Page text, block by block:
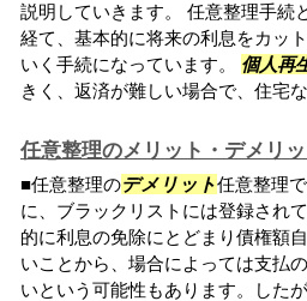
説明していきます。 任意整理手続
経て、基本的に将来の利息をカッ
いく手続になっています。 個人再
きく、返済が難しい場合で、住宅
任意整理のメリット・デメリッ
■任意整理のデメリット任意整理
に、ブラックリストには登録され
的に利息の免除にとどまり債権額
いことから、場合によっては支払
いという可能性もあります。した